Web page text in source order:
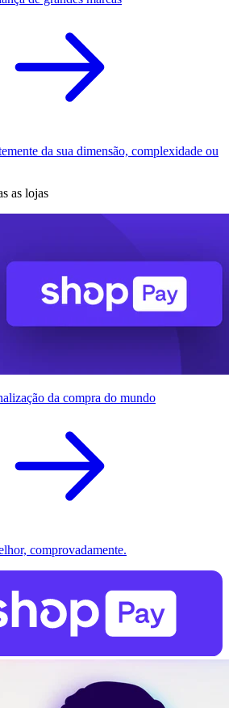
da sua dimensão, complexidade ou
as lojas
da compra do mundo
comprovadamente.